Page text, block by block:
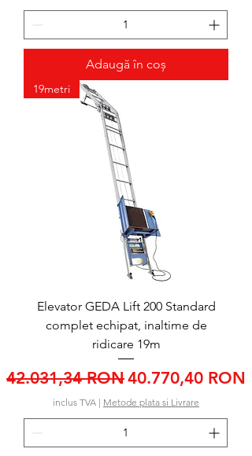
Adaugă în coș
19metri
Elevator GEDA Lift 200 Standard
complet echipat, inaltime de
ridicare 19m
Preț normal
42.031,34 RONPreț redus
40.770,40 RON
inclus TVA | Metode plata si Livrare